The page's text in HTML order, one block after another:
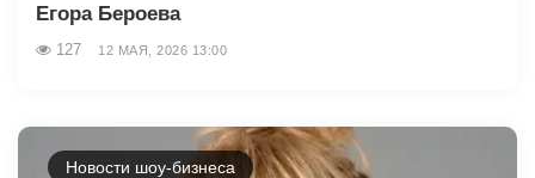
Егора Бероева
127 12 МАЯ, 2026 13:00
Новости шоу-бизнеса